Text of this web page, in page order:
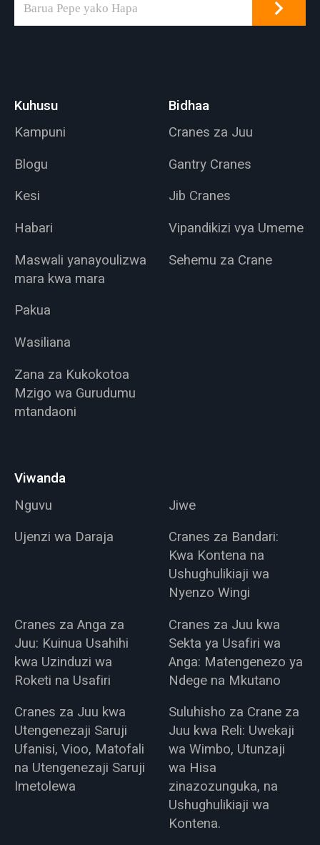
Kuhusu
Kampuni
Blogu
Kesi
Habari
Maswali yanayoulizwa
mara kwa mara
Pakua
Wasiliana
Zana za Kukokotoa
Mzigo wa Gurudumu
mtandaoni
Bidhaa
Cranes za Juu
Gantry Cranes
Jib Cranes
Vipandikizi vya Umeme
Sehemu za Crane
Viwanda
Nguvu
Jiwe
Ujenzi wa Daraja
Cranes za Bandari:
Kwa Kontena na
Ushughulikiaji wa
Nyenzo Wingi
Cranes za Anga za
Juu: Kuinua Usahihi
kwa Uzinduzi wa
Roketi na Usafiri
Cranes za Juu kwa
Sekta ya Usafiri wa
Anga: Matengenezo ya
Ndege na Mkutano
Cranes za Juu kwa
Utengenezaji Saruji
Ufanisi, Vioo, Matofali
na Utengenezaji Saruji
Imetolewa
Suluhisho za Crane za
Juu kwa Reli: Uwekaji
wa Wimbo, Utunzaji
wa Hisa
zinazozunguka, na
Ushughulikiaji wa
Kontena.